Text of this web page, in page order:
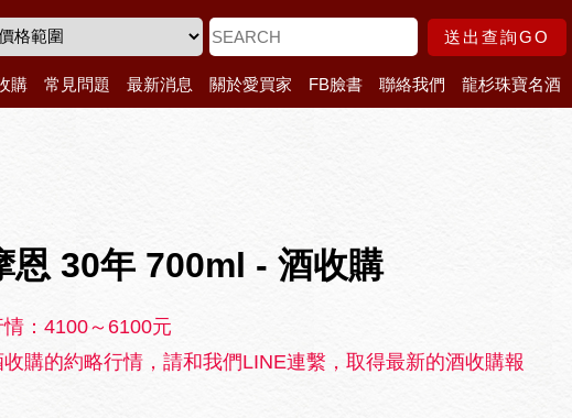
送出查詢GO
購 常見問題 最新消息 關於愛買家 FB臉書 聯絡我們 龍杉珠寶名酒
恩 30年 700ml - 酒收購
：4100～6100元
收購的約略行情，請和我們LINE連繫，取得最新的酒收購報